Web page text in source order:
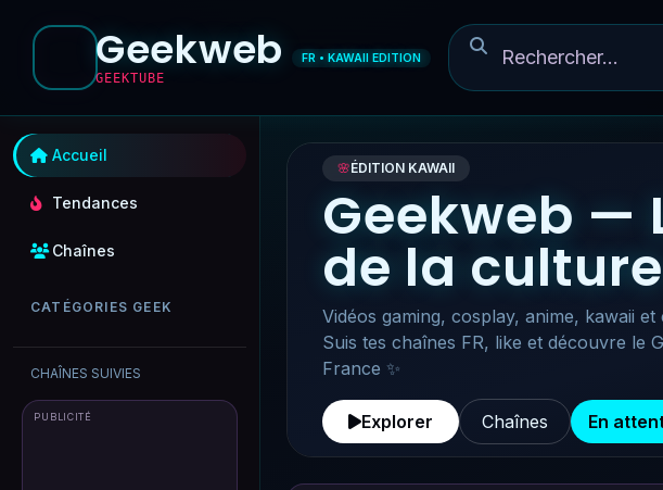
Geekweb
GEEKTUBE
FR • KAWAII EDITION
Accueil
Tendances
Chaînes
CATÉGORIES GEEK
CHAÎNES SUIVIES
PUBLICITÉ
🌸ÉDITION KAWAII
Geekweb —
de la
Vidéos gaming, cosplay, anime, kawaii
Suis tes chaînes FR, like et découvre le
France ✨
Explorer Chaînes En